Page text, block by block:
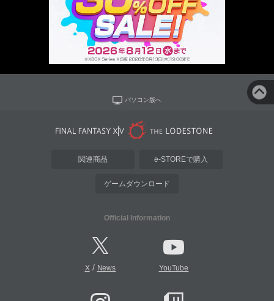
パソコン版へ
関連商品 e-STOREで購入
ゲームダウンロード
Official Information
X/ News YouTube